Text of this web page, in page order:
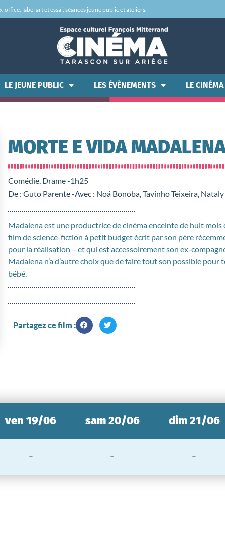
label art et essai, séances jeune public et ateliers.
LE JEUNE PUBLIC LES ÉVÈNEMENTS LE CINÉMA
MORTE E VIDA
Comédie, Drame -1h25
De : Guto Parente -Avec : Noá Bonoba, Tavinho Teixeira,
Madalena est une productrice de cinéma enceinte de huit mois
film de science-fiction à petit budget écrit par son père
pour la réalisation – et qui est accessoirement son ex-
Madalena n’a d’autre choix que de faire tout son possible
bébé.
Partagez ce film :
ven 19/06
-
sam 20/06
-
dim 21/06
-